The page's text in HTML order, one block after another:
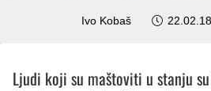
Ivo Kobaš 22.02.18
Ljudi koji su maštoviti u stanju